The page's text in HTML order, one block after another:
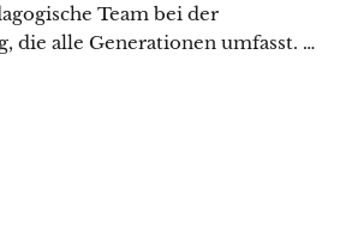
Team bei der
die alle Generationen umfasst. …